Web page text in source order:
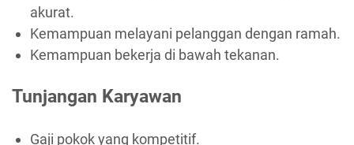
akurat.
Kemampuan melayani pelanggan dengan ramah.
Kemampuan bekerja di bawah tekanan.
Tunjangan Karyawan
Gaji pokok yang kompetitif.